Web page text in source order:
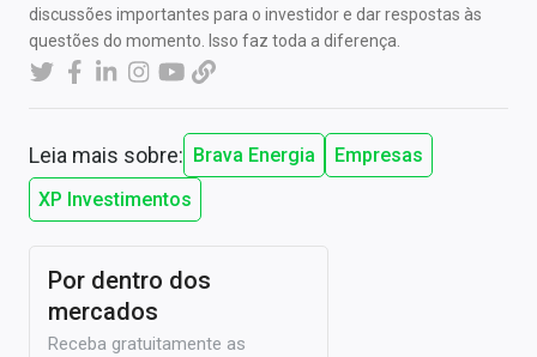
discussões importantes para o investidor e dar respostas às
questões do momento. Isso faz toda a diferença.
Leia mais sobre: Brava Energia
Empresas
XP Investimentos
Por dentro dos
mercados
Receba gratuitamente as